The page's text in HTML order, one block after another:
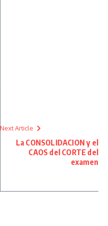
Next Article
La CONSOLIDACION y el
CAOS del CORTE del
examen